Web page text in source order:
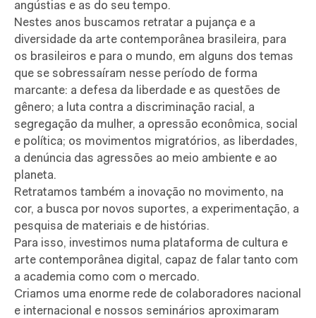
angústias e as do seu tempo.
Nestes anos buscamos retratar a pujança e a
diversidade da arte contemporânea brasileira, para
os brasileiros e para o mundo, em alguns dos temas
que se sobressaíram nesse período de forma
marcante: a defesa da liberdade e as questões de
gênero; a luta contra a discriminação racial, a
segregação da mulher, a opressão econômica, social
e política; os movimentos migratórios, as liberdades,
a denúncia das agressões ao meio ambiente e ao
planeta.
Retratamos também a inovação no movimento, na
cor, a busca por novos suportes, a experimentação, a
pesquisa de materiais e de histórias.
Para isso, investimos numa plataforma de cultura e
arte contemporânea digital, capaz de falar tanto com
a academia como com o mercado.
Criamos uma enorme rede de colaboradores nacional
e internacional e nossos seminários aproximaram